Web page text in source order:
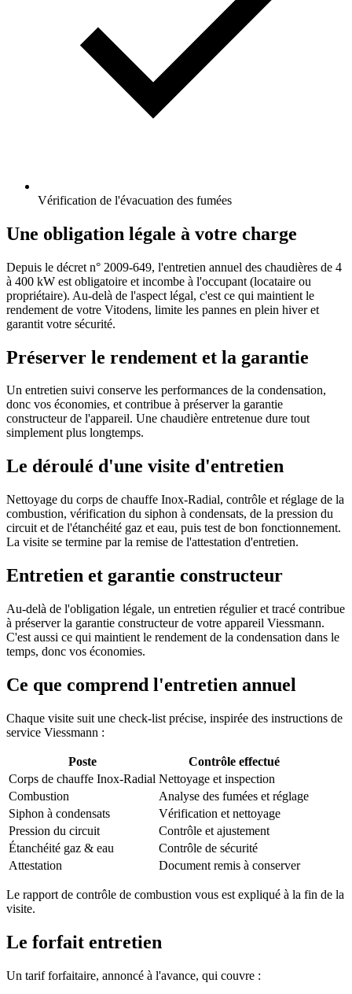
Vérification de l'évacuation des fumées
Une obligation légale à votre charge
Depuis le décret n° 2009-649, l'entretien annuel des chaudières de 4
à 400 kW est obligatoire et incombe à l'occupant (locataire ou
propriétaire). Au-delà de l'aspect légal, c'est ce qui maintient le
rendement de votre Vitodens, limite les pannes en plein hiver et
garantit votre sécurité.
Préserver le rendement et la garantie
Un entretien suivi conserve les performances de la condensation,
donc vos économies, et contribue à préserver la garantie
constructeur de l'appareil. Une chaudière entretenue dure tout
simplement plus longtemps.
Le déroulé d'une visite d'entretien
Nettoyage du corps de chauffe Inox-Radial, contrôle et réglage de la
combustion, vérification du siphon à condensats, de la pression du
circuit et de l'étanchéité gaz et eau, puis test de bon fonctionnement.
La visite se termine par la remise de l'attestation d'entretien.
Entretien et garantie constructeur
Au-delà de l'obligation légale, un entretien régulier et tracé contribue
à préserver la garantie constructeur de votre appareil Viessmann.
C'est aussi ce qui maintient le rendement de la condensation dans le
temps, donc vos économies.
Ce que comprend l'entretien annuel
Chaque visite suit une check-list précise, inspirée des instructions de
service Viessmann :
Poste
Contrôle effectué
Corps de chauffe Inox-Radial Nettoyage et inspection
Combustion
Analyse des fumées et réglage
Siphon à condensats
Vérification et nettoyage
Pression du circuit
Contrôle et ajustement
Étanchéité gaz & eau
Contrôle de sécurité
Attestation
Document remis à conserver
Le rapport de contrôle de combustion vous est expliqué à la fin de la
visite.
Le forfait entretien
Un tarif forfaitaire, annoncé à l'avance, qui couvre :